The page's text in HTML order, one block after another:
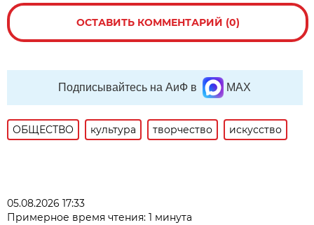
ОСТАВИТЬ КОММЕНТАРИЙ (0)
Подписывайтесь на АиФ в MAX
ОБЩЕСТВО культура творчество искусство
05.08.2026 17:33
Примерное время чтения: 1 минута